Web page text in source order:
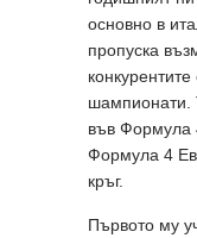
основно в
пропуска
шампионати.
във Формула
Формула 4
кръг.
Първото му